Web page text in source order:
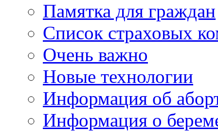
Памятка для граждан
Список страховых
Очень важно
Новые технологии
Информация об
Информация о